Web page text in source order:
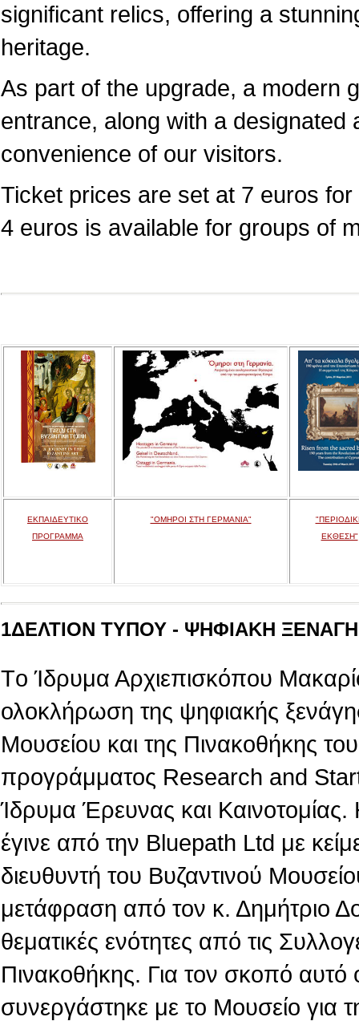
significant relics, offering a
heritage.
As part of the upgrade, a modern
entrance, along with a
convenience of our visitors.
Ticket prices are set at 7 euros
4 euros is available for groups of
ΕΚΠΑΙΔΕΥΤΙΚΟ
ΠΡΟΓΡΑΜΜΑ
"ΟΜΗΡΟΙ ΣΤΗ ΓΕΡΜΑΝΙΑ"
ΕΚΘΕΣΗ"
1ΔΕΛΤΙΟΝ ΤΥΠΟΥ - ΨΗΦΙΑΚΗ
Tο Ίδρυμα Αρχιεπισκόπου
ολοκλήρωση της ψηφιακής
Μουσείου και της Πινακοθήκης
προγράμματος Research and
Ίδρυμα Έρευνας και
έγινε από την Βluepath Ltd με
διευθυντή του Βυζαντινού
μετάφραση από τον κ. Δημήτριο
θεματικές ενότητες από τις
Πινακοθήκης. Για τον σκοπό
συνεργάστηκε με το Μουσείο για